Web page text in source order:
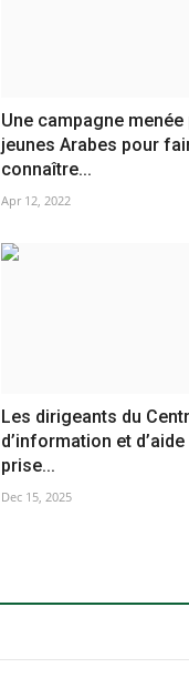
Une campagne menée
jeunes Arabes pour
connaître...
Apr 12, 2022
Les dirigeants du
d’information et d’aide
prise...
Dec 15, 2025